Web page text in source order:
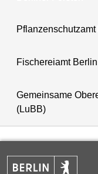
Pflanzenschutzamt
Fischereiamt Berlin
Gemeinsame
(LuBB)